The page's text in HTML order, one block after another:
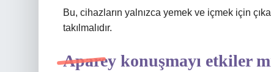
Bu, cihazların yalnızca yemek ve içmek için
takılmalıdır.
Aparey konuşmayı etkiler